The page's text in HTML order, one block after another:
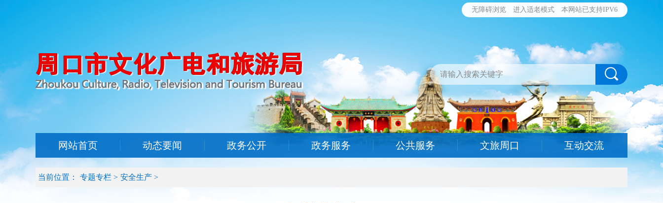
无障碍浏览 进入适老模式 本网站已支持IPV6
网站首页 动态要闻 政务公开 政务服务 公共服务 文旅周口 互动交流
当前位置： 专题专栏 > 安全生产 >